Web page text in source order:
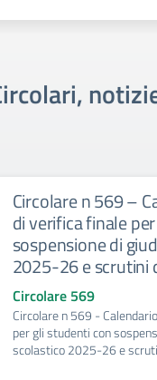
Circolare n 569 –
di verifica finale
sospensione di
2025-26 e scrutini
Circolare 569
Circolare n 569 -
per gli studenti con
scolastico 2025-26 e